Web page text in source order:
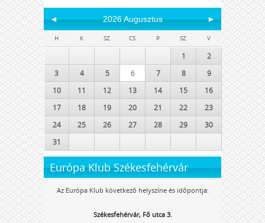
◄ 2026 Augusztus ►
H K SZ CS P SZ V
1
2
3
4 5 6 7 8
9
10
11 12 13 14 15
16
17
18 19 20 21 22
23
24
25 26 27 28 29
30
31
Európa Klub Székesfehérvár
Az Európa Klub következő helyszíne és időpontja:
Székesfehérvár, Fő utca 3.